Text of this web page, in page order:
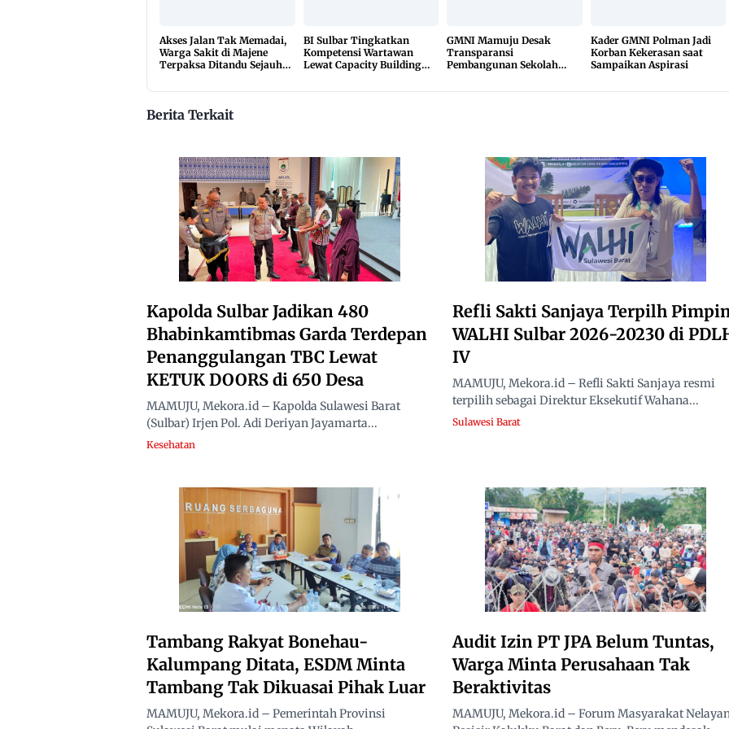
Akses Jalan Tak Memadai,
Warga Sakit di Majene
Terpaksa Ditandu Sejauh
BI Sulbar Tingkatkan
Kompetensi Wartawan
Lewat Capacity Building
GMNI Mamuju Desak
Transparansi
Pembangunan Sekolah
Material Dibuka
Kader GMNI Polman Jadi
Korban Kekerasan saat
Sampaikan Aspirasi
Berita Terkait
Kapolda Sulbar Jadikan 480
Bhabinkamtibmas Garda Terdepan
Penanggulangan TBC Lewat
KETUK DOORS di 650 Desa
MAMUJU, Mekora.id – Kapolda Sulawesi Barat
(Sulbar) Irjen Pol. Adi Deriyan Jayamarta...
Kesehatan
Refli Sakti Sanjaya Terpilh
WALHI Sulbar 2026-20230 di
IV
MAMUJU, Mekora.id – Refli Sakti Sanjaya resmi
terpilih sebagai Direktur Eksekutif Wahana...
Sulawesi Barat
Tambang Rakyat Bonehau-
Kalumpang Ditata, ESDM Minta
Tambang Tak Dikuasai Pihak Luar
MAMUJU, Mekora.id – Pemerintah Provinsi
Audit Izin PT JPA Belum Tuntas,
Warga Minta Perusahaan Tak
Beraktivitas
MAMUJU, Mekora.id – Forum Masyarakat